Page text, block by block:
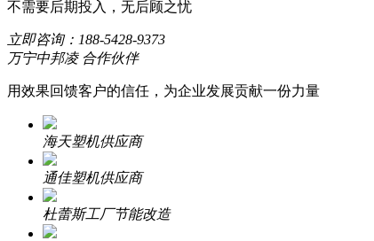
不需要后期投入，无后顾之忧
立即咨询： 188-5428-9373
万宁中邦凌 合作伙伴
用效果回馈客户的信任，为企业发展贡献一份力量
海天塑机供应商
通佳塑机供应商
杜蕾斯工厂节能改造